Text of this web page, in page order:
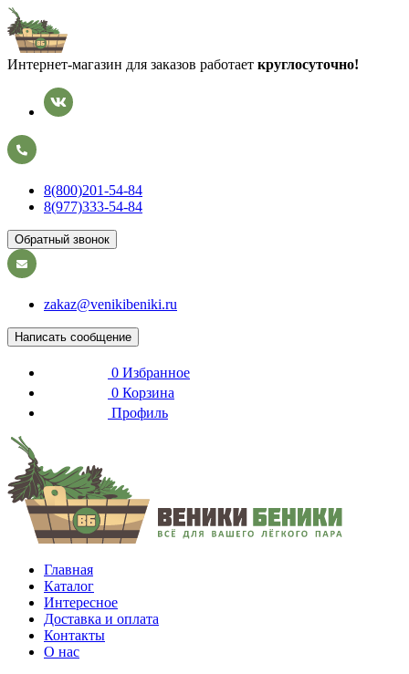
Интернет-магазин для заказов работает круглосуточно!
8(800)201-54-84
8(977)333-54-84
Обратный звонок
zakaz@venikibeniki.ru
Написать сообщение
0 Избранное
0 Корзина
Профиль
Главная
Каталог
Интересное
Доставка и оплата
Контакты
О нас